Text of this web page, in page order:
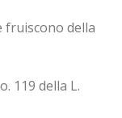
fruiscono della
119 della L.